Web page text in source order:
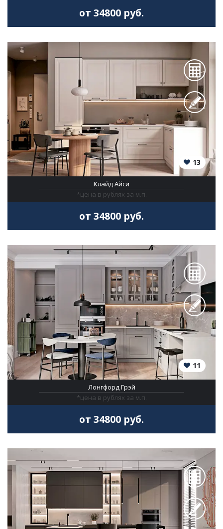
от 34800 руб.
13
Клайд Айси
*цена в рублях за м.п.
от 34800 руб.
11
Лонгфорд Грэй
*цена в рублях за м.п.
от 34800 руб.